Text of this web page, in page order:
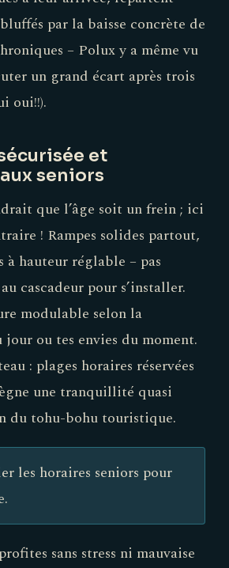
par la baisse concrète de
– Polux y a même vu
un grand écart après trois
oui!!).
et
seniors
que l’âge soit un frein ; ici
! Rampes solides partout,
à hauteur réglable – pas
cascadeur pour s’installer.
modulable selon la
ou tes envies du moment.
: plages horaires réservées
une tranquillité quasi
du tohu-bohu touristique.
les horaires seniors pour
sans stress ni mauvaise